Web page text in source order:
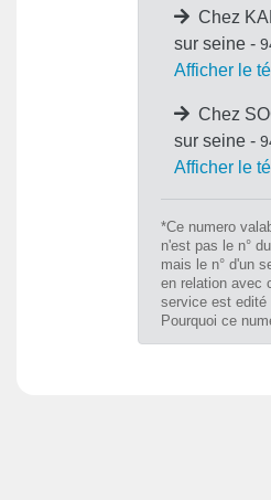
Chez
sur seine -
Afficher le
Chez
sur seine -
Afficher le
*Ce numero
n'est pas le n°
mais le n° d'un
en relation avec
service est edité
Pourquoi ce